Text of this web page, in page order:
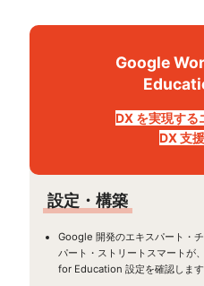
Google
DX を実現する
DX 支
設定・構築
Google 開発のエキスパート・
パート・ストリートスマートが
for Education 設定を確認します